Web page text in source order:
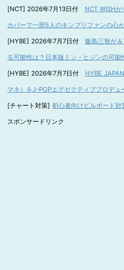
[NCT] 2026年7月13日付 NCT WISHが
カバーで一部5人のキンプリファンの心
[HYBE] 2026年7月7日付 飯島三智が
る可能性は？日本版ミン・ヒジンの可能
[HYBE] 2026年7月7日付 HYBE
マネ）をJ-POPエグゼクティブプロデ
[チャート対策] 初心者向けビルボード対
スポンサードリンク